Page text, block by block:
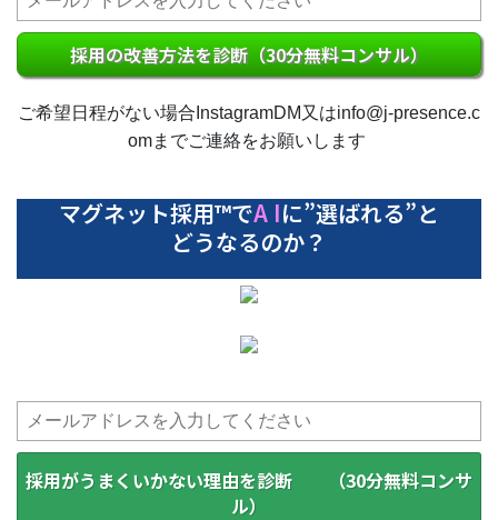
採用の改善方法を診断（30分無料コンサル）
ご希望日程がない場合InstagramDM又はinfo@j-presence.c
omまでご連絡をお願いします
マグネット採用™でA Iに”選ばれる”と
どうなるのか？
採用がうまくいかない理由を診断 （30分無料コンサ
ル）